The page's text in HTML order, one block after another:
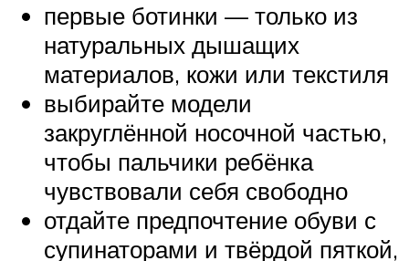
первые ботинки — только из
натуральных дышащих
материалов, кожи или текстиля
выбирайте модели
закруглённой носочной частью,
чтобы пальчики ребёнка
чувствовали себя свободно
отдайте предпочтение обуви с
супинаторами и твёрдой пяткой,